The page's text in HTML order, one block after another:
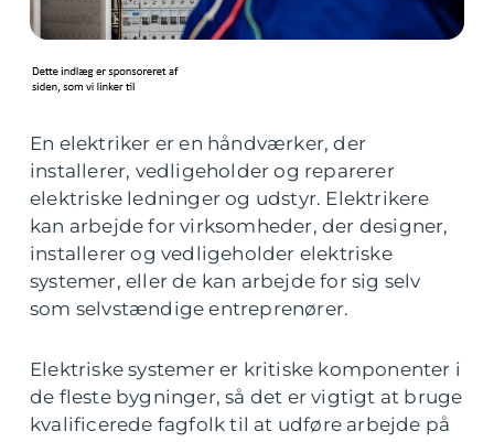
En elektriker er en håndværker, der
installerer, vedligeholder og reparerer
elektriske ledninger og udstyr. Elektrikere
kan arbejde for virksomheder, der designer,
installerer og vedligeholder elektriske
systemer, eller de kan arbejde for sig selv
som selvstændige entreprenører.
Elektriske systemer er kritiske komponenter i
de fleste bygninger, så det er vigtigt at bruge
kvalificerede fagfolk til at udføre arbejde på